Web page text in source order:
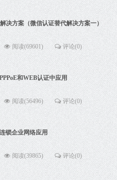
决方案（微信认证替代解决方案一）
阅读(69601) 评论(0)
和WEB认证中应用
阅读(56496) 评论(0)
锁企业网络应用
阅读(39865) 评论(0)